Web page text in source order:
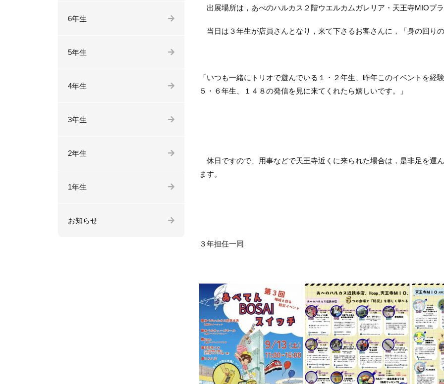
出展場所は，あべのハルカス２階ウエルカムガレリア・天王寺MIOプ
当日は３年生が店員さんとなり，来て下さるお客さんに，「身の回り
「いつも一緒にトリオで遊んでいる１・２年生、昨年このイベントを
５・６年生、１４８の発信を見に来てくれたら嬉しいです。」
休日ですので、用事などで天王寺近くに来られた場合は，是非足を運
ます。
３年担任一同
6年生
5年生
4年生
3年生
2年生
1年生
お知らせ